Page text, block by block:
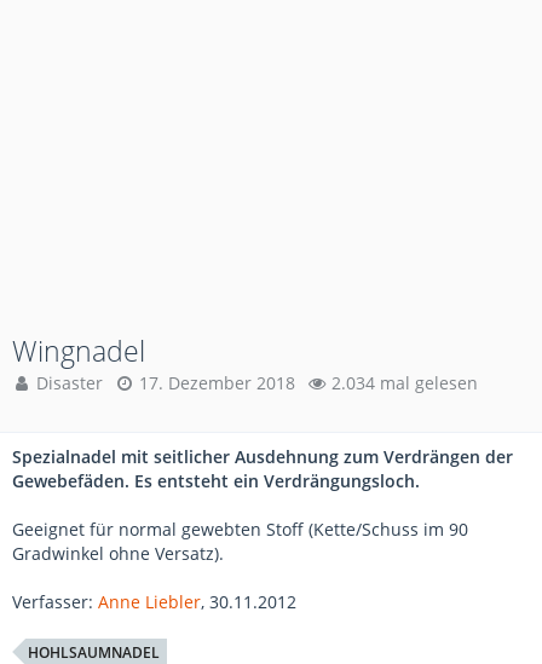
Wingnadel
Disaster 17. Dezember 2018 2.034 mal gelesen
Spezialnadel mit seitlicher Ausdehnung zum Verdrängen der
Gewebefäden. Es entsteht ein Verdrängungsloch.
Geeignet für normal gewebten Stoff (Kette/Schuss im 90
Gradwinkel ohne Versatz).
Verfasser: Anne Liebler, 30.11.2012
HOHLSAUMNADEL